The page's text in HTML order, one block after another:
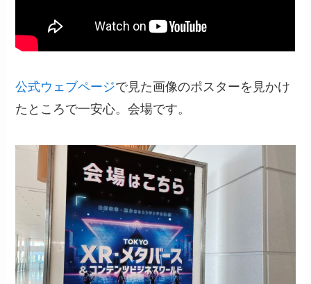
公式ウェブページで見た画像のポスターを見かけ
たところで一安心。会場です。